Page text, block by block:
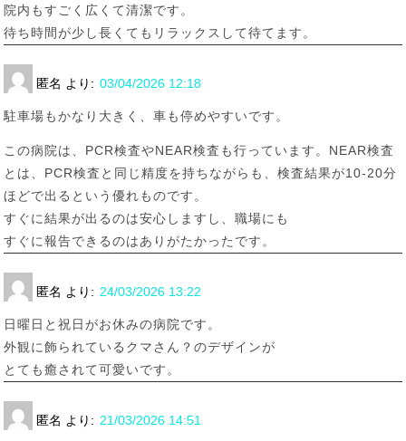
院内もすごく広くて清潔です。
待ち時間が少し長くてもリラックスして待てます。
匿名 より: 03/04/2026 12:18
駐車場もかなり大きく、車も停めやすいです。
この病院は、PCR検査やNEAR検査も行っています。NEAR検査
とは、PCR検査と同じ精度を持ちながらも、検査結果が10-20分
ほどで出るという優れものです。
すぐに結果が出るのは安心しますし、職場にも
すぐに報告できるのはありがたかったです。
匿名 より: 24/03/2026 13:22
日曜日と祝日がお休みの病院です。
外観に飾られているクマさん？のデザインが
とても癒されて可愛いです。
匿名 より: 21/03/2026 14:51